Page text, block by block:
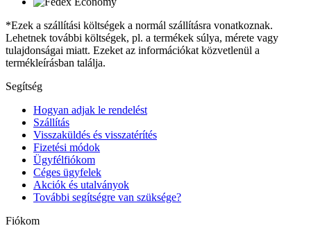
*Ezek a szállítási költségek a normál szállításra vonatkoznak.
Lehetnek további költségek, pl. a termékek súlya, mérete vagy
tulajdonságai miatt. Ezeket az információkat közvetlenül a
termékleírásban találja.
Segítség
Hogyan adjak le rendelést
Szállítás
Visszaküldés és visszatérítés
Fizetési módok
Ügyfélfiókom
Céges ügyfelek
Akciók és utalványok
További segítségre van szüksége?
Fiókom